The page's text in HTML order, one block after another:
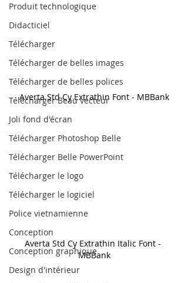
Produit technologique
Didacticiel
Télécharger
Télécharger de belles images
Télécharger de belles polices
Télécharger Beau vecteur
Joli fond d'écran
Télécharger Photoshop Belle
Télécharger Belle PowerPoint
Télécharger le logo
Télécharger le logiciel
Police vietnamienne
Conception
Conception graphique
Design d'intérieur
Averta Std Cy Extrathin Font - MBBank
Averta Std Cy Extrathin Italic Font -
MBBank